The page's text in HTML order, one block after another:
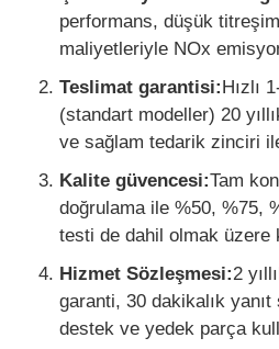
performans, düşük
maliyetleriyle NOx
Teslimat garantisi:Hızlı
(standart modeller) 20
ve sağlam tedarik zinciri
Kalite güvencesi:Tam
doğrulama ile %50, %75,
testi de dahil olmak üzere
Hizmet Sözleşmesi:2
garanti, 30 dakikalık
destek ve yedek parça